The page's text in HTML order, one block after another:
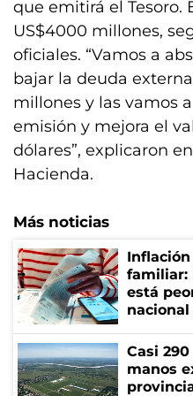
que emitirá el Tesoro.
US$4000 millones,
oficiales. “Vamos a
bajar la deuda
millones y las vamos
emisión y mejora el
dólares”, explicaron
Hacienda.
Más noticias
familiar:
está
Casi
manos